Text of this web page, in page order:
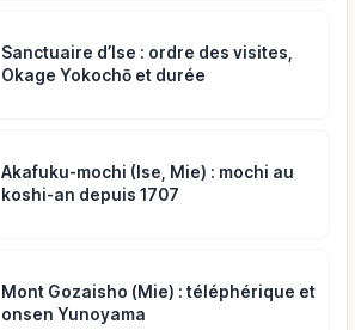
Sanctuaire d’Ise : ordre des visites,
Okage Yokochō et durée
Akafuku-mochi (Ise, Mie) : mochi au
koshi-an depuis 1707
Mont Gozaisho (Mie) : téléphérique et
onsen Yunoyama